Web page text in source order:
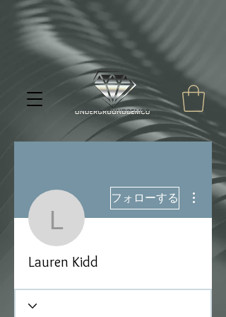
Lauren Kidd
フォローする
Lauren Kidd